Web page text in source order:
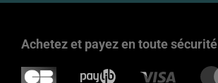
Achetez et payez en toute sécurité